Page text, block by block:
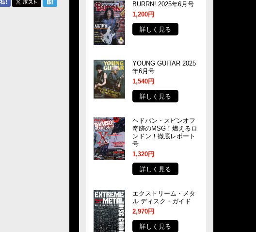
BURRN! 2025年6月号
1,200円
詳しく見る
YOUNG GUITAR 2025
年6月号
1,540円
詳しく見る
ヘドバン・スピンオフ
奇跡のMSG！燃えるロ
ンドン！徹底レポート
号
1,320円
詳しく見る
エクストリーム・メタ
ル ディスク・ガイド
2,970円
詳しく見る